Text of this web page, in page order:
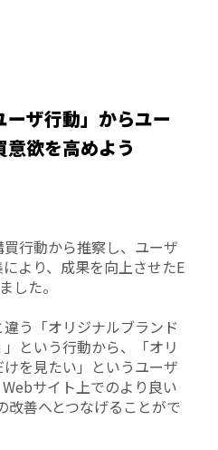
ーザ行動」からユー
欲を高めよう
行動から推察し、ユーザ
より、成果を向上させたE
した。
う「オリジナルブランド
という行動から、「オリ
を見たい」というユーザ
サイト上でのより良い
改善へとつなげることがで